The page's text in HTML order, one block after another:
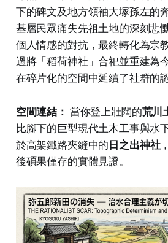
下的碑文及地方領袖大塚孫左的
基層民眾痛失先祖土地的深刻悲
個人情感的對抗，最終轉化為宗
過將「稻荷神社」合祀並重建為
在碎片化的空間中延續了社群的
空間連結： 當你登上壯闊的荒川
比腳下的巨型現代土木工事與水
於高架鐵路夾縫中的日之出神社
後碩果僅存的實體見證。